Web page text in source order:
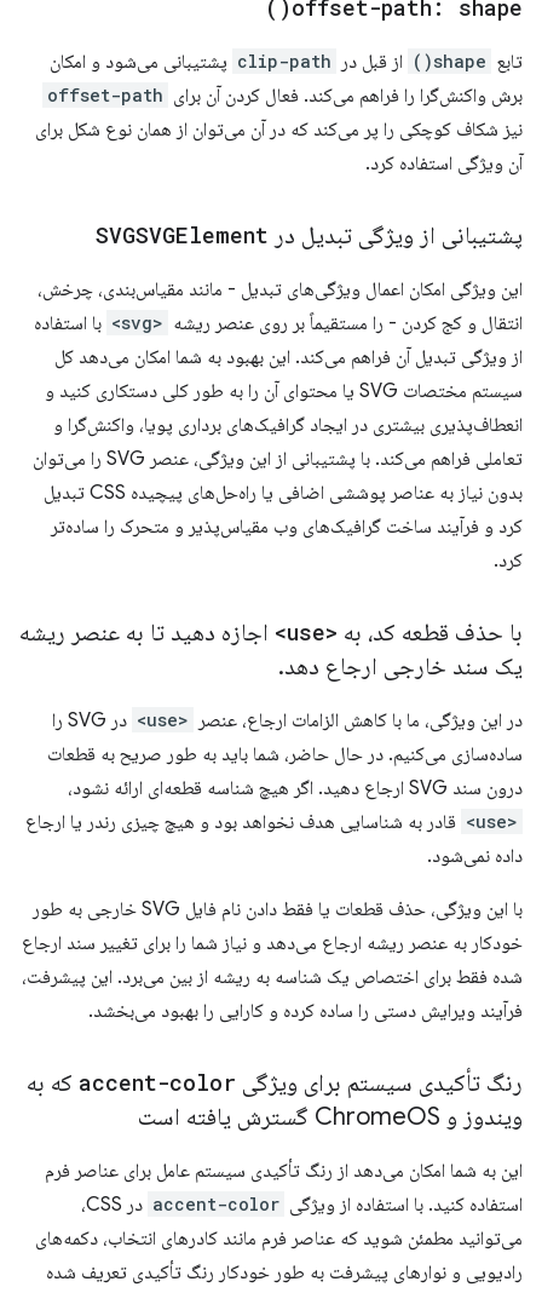
offset-path: shape(
)
تابع shape() از قبل در clip-path پشتیبانی می‌شود و امکان
برش واکنش‌گرا را فراهم می‌کند. فعال کردن آن برای offset-path
نیز شکاف کوچکی را پر می‌کند که در آن می‌توان از همان نوع شکل برای
آن ویژگی استفاده کرد.
پشتیبانی از ویژگی تبدیل در SVGSVGElement
این ویژگی امکان اعمال ویژگی‌های تبدیل - مانند مقیاس‌بندی، چرخش،
انتقال و کج کردن - را مستقیماً بر روی عنصر ریشه <svg>
با استفاده
از ویژگی تبدیل آن فراهم می‌کند. این بهبود به شما امکان می‌دهد کل
سیستم مختصات SVG یا محتوای آن را به طور کلی دستکاری کنید و
انعطاف‌پذیری بیشتری در ایجاد گرافیک‌های برداری پویا، واکنش‌گرا و
تعاملی فراهم می‌کند. با پشتیبانی از این ویژگی، عنصر SVG را می‌توان
بدون نیاز به عناصر پوششی اضافی یا راه‌حل‌های پیچیده CSS تبدیل
کرد و فرآیند ساخت گرافیک‌های وب مقیاس‌پذیر و متحرک را ساده‌تر
کرد.
با حذف قطعه کد، به <use>
اجازه دهید تا به عنصر ریشه
یک سند خارجی ارجاع دهد.
در این ویژگی، ما با کاهش الزامات ارجاع، عنصر <use>
در SVG را
ساده‌سازی می‌کنیم. در حال حاضر، شما باید به طور صریح به قطعات
درون سند SVG ارجاع دهید. اگر هیچ شناسه قطعه‌ای ارائه نشود،
<use>
قادر به شناسایی هدف نخواهد بود و هیچ چیزی رندر یا ارجاع
داده نمی‌شود.
با این ویژگی، حذف قطعات یا فقط دادن نام فایل SVG خارجی به طور
خودکار به عنصر ریشه ارجاع می‌دهد و نیاز شما را برای تغییر سند ارجاع
شده فقط برای اختصاص یک شناسه به ریشه از بین می‌برد. این پیشرفت،
فرآیند ویرایش دستی را ساده کرده و کارایی را بهبود می‌بخشد.
رنگ تأکیدی سیستم برای ویژگی accent-color که به
ویندوز و Chrome OS گسترش یافته است
این به شما امکان می‌دهد از رنگ تأکیدی سیستم عامل برای عناصر فرم
استفاده کنید. با استفاده از ویژگی accent-color
در CSS،
می‌توانید مطمئن شوید که عناصر فرم مانند کادرهای انتخاب، دکمه‌های
رادیویی و نوارهای پیشرفت به طور خودکار رنگ تأکیدی تعریف شده